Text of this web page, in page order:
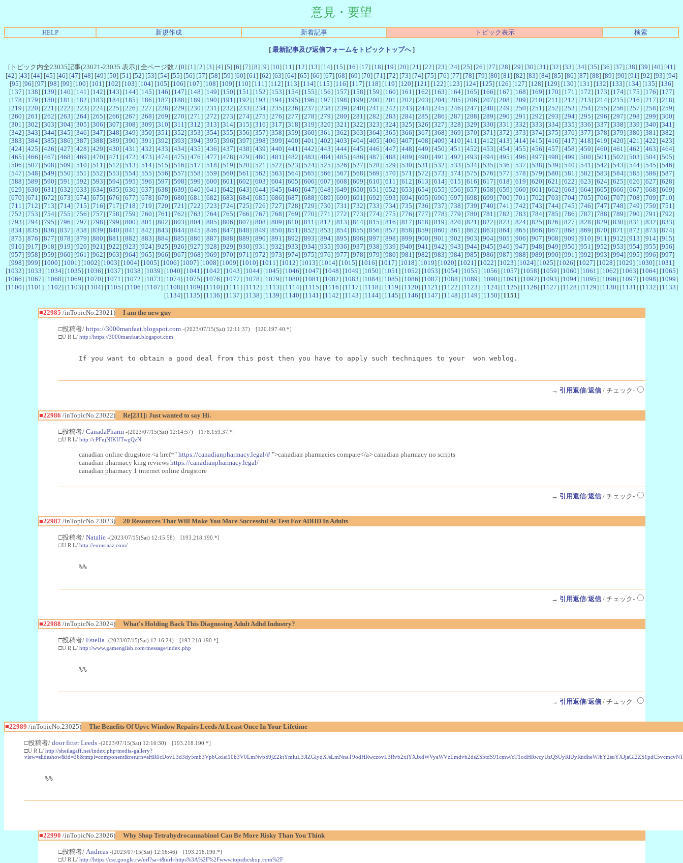
意見・要望
HELP 新規作成 新着記事 トピック表示 検索
[最新記事及び返信フォームをトピックトップへ]
[トピック内全23035記事(23021-23035 表示)] 全ページ数 / [0] [1 ] [2] [3] [4] [5] [6] [7] [8] [9] [10] [11 ] [12] [13] [14] [15] [16] [17] [18] [19] [20] [21 ] [22] [23] [24] [25] [26] [27] [28] [29] [30] [31 ] [32] [33] [34] [35] [36] [37] [38] [39] [40] [41 ]
[42] [43] [44] [45] [46] [47] [48] [49] [50] [51 ] [52] [53] [54] [55] [56] [57] [58] [59] [60] [61 ] [62] [63] [64] [65] [66] [67] [68] [69] [70] [71 ] [72] [73] [74] [75] [76] [77] [78] [79] [80] [81 ] [82] [83] [84] [85] [86] [87] [88] [89] [90] [91 ] [92] [93] [94]
[95] [96] [97] [98] [99] [100] [101 ] [102] [103] [104] [105] [106] [107] [108] [109] [110] [111 ] [112] [113] [114] [115] [116] [117] [118] [119] [120] [121 ] [122] [123] [124] [125] [126] [127] [128] [129] [130] [131 ] [132] [133] [134] [135] [136]
[137] [138] [139] [140] [141 ] [142] [143] [144] [145] [146] [147] [148] [149] [150] [151 ] [152] [153] [154] [155] [156] [157] [158] [159] [160] [161 ] [162] [163] [164] [165] [166] [167] [168] [169] [170] [171 ] [172] [173] [174] [175] [176] [177]
[178] [179] [180] [181 ] [182] [183] [184] [185] [186] [187] [188] [189] [190] [191 ] [192] [193] [194] [195] [196] [197] [198] [199] [200] [201 ] [202] [203] [204] [205] [206] [207] [208] [209] [210] [211 ] [212] [213] [214] [215] [216] [217] [218]
[219] [220] [221 ] [222] [223] [224] [225] [226] [227] [228] [229] [230] [231 ] [232] [233] [234] [235] [236] [237] [238] [239] [240] [241 ] [242] [243] [244] [245] [246] [247] [248] [249] [250] [251 ] [252] [253] [254] [255] [256] [257] [258] [259]
[260] [261 ] [262] [263] [264] [265] [266] [267] [268] [269] [270] [271 ] [272] [273] [274] [275] [276] [277] [278] [279] [280] [281 ] [282] [283] [284] [285] [286] [287] [288] [289] [290] [291 ] [292] [293] [294] [295] [296] [297] [298] [299] [300]
[301 ] [302] [303] [304] [305] [306] [307] [308] [309] [310] [311 ] [312] [313] [314] [315] [316] [317] [318] [319] [320] [321 ] [322] [323] [324] [325] [326] [327] [328] [329] [330] [331 ] [332] [333] [334] [335] [336] [337] [338] [339] [340] [341 ]
[342] [343] [344] [345] [346] [347] [348] [349] [350] [351 ] [352] [353] [354] [355] [356] [357] [358] [359] [360] [361 ] [362] [363] [364] [365] [366] [367] [368] [369] [370] [371 ] [372] [373] [374] [375] [376] [377] [378] [379] [380] [381 ] [382]
[383] [384] [385] [386] [387] [388] [389] [390] [391 ] [392] [393] [394] [395] [396] [397] [398] [399] [400] [401 ] [402] [403] [404] [405] [406] [407] [408] [409] [410] [411 ] [412] [413] [414] [415] [416] [417] [418] [419] [420] [421 ] [422] [423]
[424] [425] [426] [427] [428] [429] [430] [431 ] [432] [433] [434] [435] [436] [437] [438] [439] [440] [441 ] [442] [443] [444] [445] [446] [447] [448] [449] [450] [451 ] [452] [453] [454] [455] [456] [457] [458] [459] [460] [461 ] [462] [463] [464]
[465] [466] [467] [468] [469] [470] [471 ] [472] [473] [474] [475] [476] [477] [478] [479] [480] [481 ] [482] [483] [484] [485] [486] [487] [488] [489] [490] [491 ] [492] [493] [494] [495] [496] [497] [498] [499] [500] [501 ] [502] [503] [504] [505]
[506] [507] [508] [509] [510] [511 ] [512] [513] [514] [515] [516] [517] [518] [519] [520] [521 ] [522] [523] [524] [525] [526] [527] [528] [529] [530] [531 ] [532] [533] [534] [535] [536] [537] [538] [539] [540] [541 ] [542] [543] [544] [545] [546]
[547] [548] [549] [550] [551 ] [552] [553] [554] [555] [556] [557] [558] [559] [560] [561 ] [562] [563] [564] [565] [566] [567] [568] [569] [570] [571 ] [572] [573] [574] [575] [576] [577] [578] [579] [580] [581 ] [582] [583] [584] [585] [586] [587]
[588] [589] [590] [591 ] [592] [593] [594] [595] [596] [597] [598] [599] [600] [601 ] [602] [603] [604] [605] [606] [607] [608] [609] [610] [611 ] [612] [613] [614] [615] [616] [617] [618] [619] [620] [621 ] [622] [623] [624] [625] [626] [627] [628]
[629] [630] [631 ] [632] [633] [634] [635] [636] [637] [638] [639] [640] [641 ] [642] [643] [644] [645] [646] [647] [648] [649] [650] [651 ] [652] [653] [654] [655] [656] [657] [658] [659] [660] [661 ] [662] [663] [664] [665] [666] [667] [668] [669]
[670] [671 ] [672] [673] [674] [675] [676] [677] [678] [679] [680] [681 ] [682] [683] [684] [685] [686] [687] [688] [689] [690] [691 ] [692] [693] [694] [695] [696] [697] [698] [699] [700] [701 ] [702] [703] [704] [705] [706] [707] [708] [709] [710]
[711 ] [712] [713] [714] [715] [716] [717] [718] [719] [720] [721 ] [722] [723] [724] [725] [726] [727] [728] [729] [730] [731 ] [732] [733] [734] [735] [736] [737] [738] [739] [740] [741 ] [742] [743] [744] [745] [746] [747] [748] [749] [750] [751 ]
[752] [753] [754] [755] [756] [757] [758] [759] [760] [761 ] [762] [763] [764] [765] [766] [767] [768] [769] [770] [771 ] [772] [773] [774] [775] [776] [777] [778] [779] [780] [781 ] [782] [783] [784] [785] [786] [787] [788] [789] [790] [791 ] [792]
[793] [794] [795] [796] [797] [798] [799] [800] [801 ] [802] [803] [804] [805] [806] [807] [808] [809] [810] [811 ] [812] [813] [814] [815] [816] [817] [818] [819] [820] [821 ] [822] [823] [824] [825] [826] [827] [828] [829] [830] [831 ] [832] [833]
[834] [835] [836] [837] [838] [839] [840] [841 ] [842] [843] [844] [845] [846] [847] [848] [849] [850] [851 ] [852] [853] [854] [855] [856] [857] [858] [859] [860] [861 ] [862] [863] [864] [865] [866] [867] [868] [869] [870] [871 ] [872] [873] [874]
[875] [876] [877] [878] [879] [880] [881 ] [882] [883] [884] [885] [886] [887] [888] [889] [890] [891 ] [892] [893] [894] [895] [896] [897] [898] [899] [900] [901 ] [902] [903] [904] [905] [906] [907] [908] [909] [910] [911 ] [912] [913] [914] [915]
[916] [917] [918] [919] [920] [921 ] [922] [923] [924] [925] [926] [927] [928] [929] [930] [931 ] [932] [933] [934] [935] [936] [937] [938] [939] [940] [941 ] [942] [943] [944] [945] [946] [947] [948] [949] [950] [951 ] [952] [953] [954] [955] [956]
[957] [958] [959] [960] [961 ] [962] [963] [964] [965] [966] [967] [968] [969] [970] [971 ] [972] [973] [974] [975] [976] [977] [978] [979] [980] [981 ] [982] [983] [984] [985] [986] [987] [988] [989] [990] [991 ] [992] [993] [994] [995] [996] [997]
[998] [999] [1000] [1001 ] [1002] [1003] [1004] [1005] [1006] [1007] [1008] [1009] [1010] [1011 ] [1012] [1013] [1014] [1015] [1016] [1017] [1018] [1019] [1020] [1021 ] [1022] [1023] [1024] [1025] [1026] [1027] [1028] [1029] [1030] [1031 ]
[1032] [1033] [1034] [1035] [1036] [1037] [1038] [1039] [1040] [1041 ] [1042] [1043] [1044] [1045] [1046] [1047] [1048] [1049] [1050] [1051 ] [1052] [1053] [1054] [1055] [1056] [1057] [1058] [1059] [1060] [1061 ] [1062] [1063] [1064] [1065]
[1066] [1067] [1068] [1069] [1070] [1071 ] [1072] [1073] [1074] [1075] [1076] [1077] [1078] [1079] [1080] [1081 ] [1082] [1083] [1084] [1085] [1086] [1087] [1088] [1089] [1090] [1091 ] [1092] [1093] [1094] [1095] [1096] [1097] [1098] [1099]
[1100] [1101 ] [1102] [1103] [1104] [1105] [1106] [1107] [1108] [1109] [1110] [1111 ] [1112] [1113] [1114] [1115] [1116] [1117] [1118] [1119] [1120] [1121 ] [1122] [1123] [1124] [1125] [1126] [1127] [1128] [1129] [1130] [1131 ] [1132] [1133]
[1134] [1135] [1136] [1137] [1138] [1139] [1140] [1141 ] [1142] [1143] [1144] [1145] [1146] [1147] [1148] [1149] [1150] [1151]
■22985 /inTopicNo.23021) I am the new guy
□投稿者/ https://3000manfaat.blogspot.com -(2023/07/15(Sat) 12:11:37) [120.197.40.*]
□U R L/ http://https://3000manfaat.blogspot.com
If you want to obtain a good deal from this post then you have to apply such techniques to your  won weblog.
→ 引用返信/返信/ チェック-
■22986 /inTopicNo.23022) Re[231]: Just wanted to say Hi.
□投稿者/ CanadaPharm -(2023/07/15(Sat) 12:14:57) [178.159.37.*]
□U R L/ http://cPFnjNIKUTwgQzN
canadian online drugstore <a href=" https://canadianpharmacy.legal/#">canadian pharmacies compare</a> canadian pharmacy no scripts
canadian pharmacy king reviews https://canadianpharmacy.legal/
canadian pharmacy 1 internet online drugstore
→ 引用返信/返信/ チェック-
■22987/inTopicNo.23023) 20 Resources That Will Make You More Successful At Test For ADHD In Adults
□投稿者/ Natalie -(2023/07/15(Sat) 12:15:58) [193.218.190.*]
□U R L/ http://eurasiaaz.com/
%%
→ 引用返信/返信/ チェック-
■22988 /inTopicNo.23024) What's Holding Back This Diagnosing Adult Adhd Industry?
□投稿者/ Estella -(2023/07/15(Sat) 12:16:24) [193.218.190.*]
□U R L/ http://www.gamenglish.com/message/index.php
%%
→ 引用返信/返信/ チェック-
■22989 /inTopicNo.23025) The Benefits Of Upvc Window Repairs Leeds At Least Once In Your Lifetime
□投稿者/ door fitter Leeds -(2023/07/15(Sat) 12:16:30) [193.218.190.*]
□U R L/ http://sheilagaff.net/index.php/media-gallery?
view=slideshow&id=36&tmpl=component&return=aHR0cDovL3d3dy5mb3VpbGxlei10b3V0LmNvbS9jZ2ktYmluL3JlZGlydXJsLmNnaT9odHRwczovL3Rvb2xiYXJxdWVyaWVzLmdvb2dsZS5tdS91cmw/
%%
■22990 /inTopicNo.23026) Why Shop Tetrahydrocannabinol Can Be More Risky Than You Think
□投稿者/ Andreas -(2023/07/15(Sat) 12:16:46) [193.218.190.*]
□U R L/ http://https://cse.google.rw/url?sa=t&url=https%3A%2F%2Fwww.topsthcshop.com%2F